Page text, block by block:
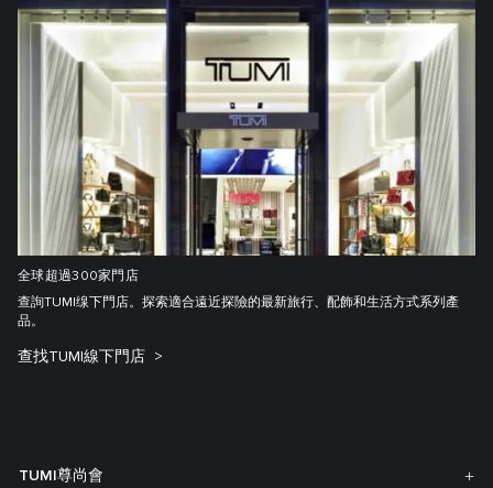
全球超過300家門店
查詢TUMI缐下門店。探索適合遠近探險的最新旅行、配飾和生活方式系列產
品。
查找TUMI線下門店
TUMI尊尚會